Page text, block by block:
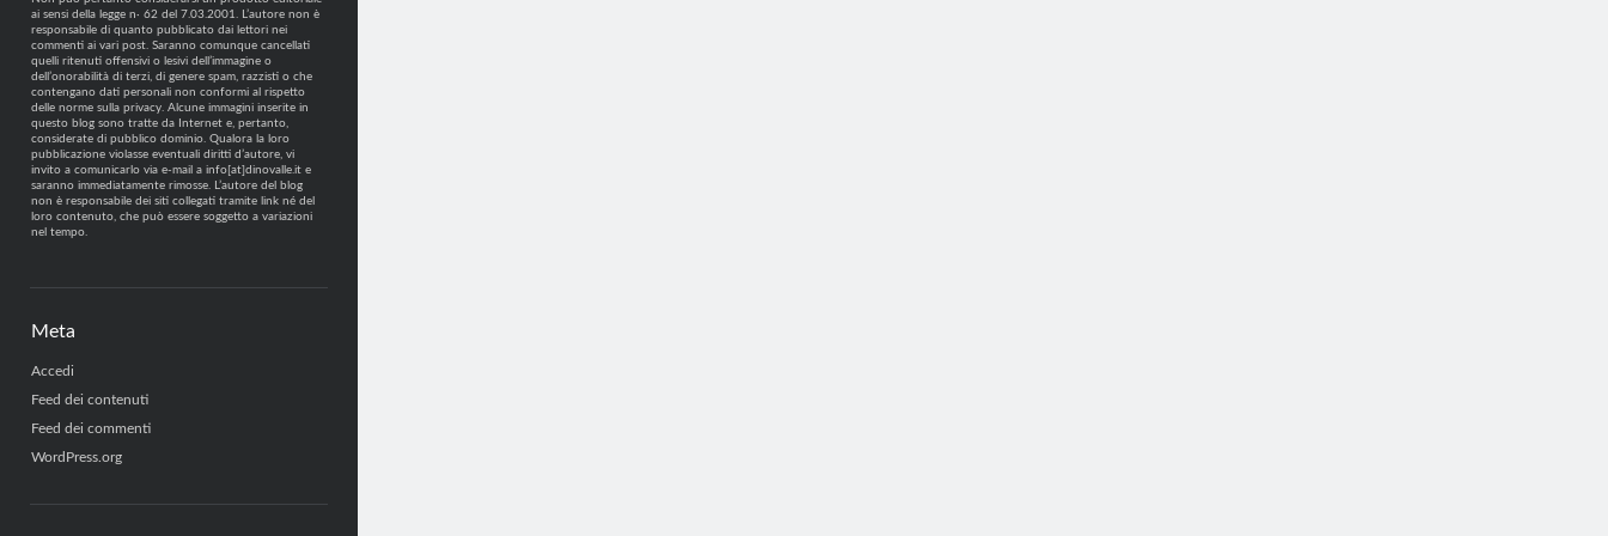
ai sensi della legge n· 62 del 7.03.2001. L’autore non è
responsabile di quanto pubblicato dai lettori nei
commenti ai vari post. Saranno comunque cancellati
quelli ritenuti offensivi o lesivi dell’immagine o
dell’onorabilità di terzi, di genere spam, razzisti o che
contengano dati personali non conformi al rispetto
delle norme sulla privacy. Alcune immagini inserite in
questo blog sono tratte da Internet e, pertanto,
considerate di pubblico dominio. Qualora la loro
pubblicazione violasse eventuali diritti d’autore, vi
invito a comunicarlo via e-mail a info[at]dinovalle.it e
saranno immediatamente rimosse. L’autore del blog
non è responsabile dei siti collegati tramite link né del
loro contenuto, che può essere soggetto a variazioni
nel tempo.
Meta
Accedi
Feed dei contenuti
Feed dei commenti
WordPress.org